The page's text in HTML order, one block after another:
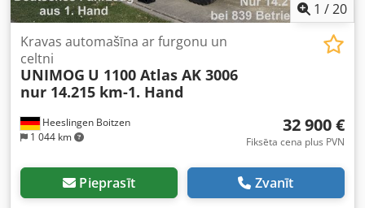
1 /20
Heeslingen Boitzen
1 044 km
Kravas automašīna ar furgonu un
celtni
UNIMOG U 1100 Atlas AK 3006
nur 14.215 km-1. Hand
32 900 €
Fiksēta cena plus PVN
Pieprasīt Zvanīt